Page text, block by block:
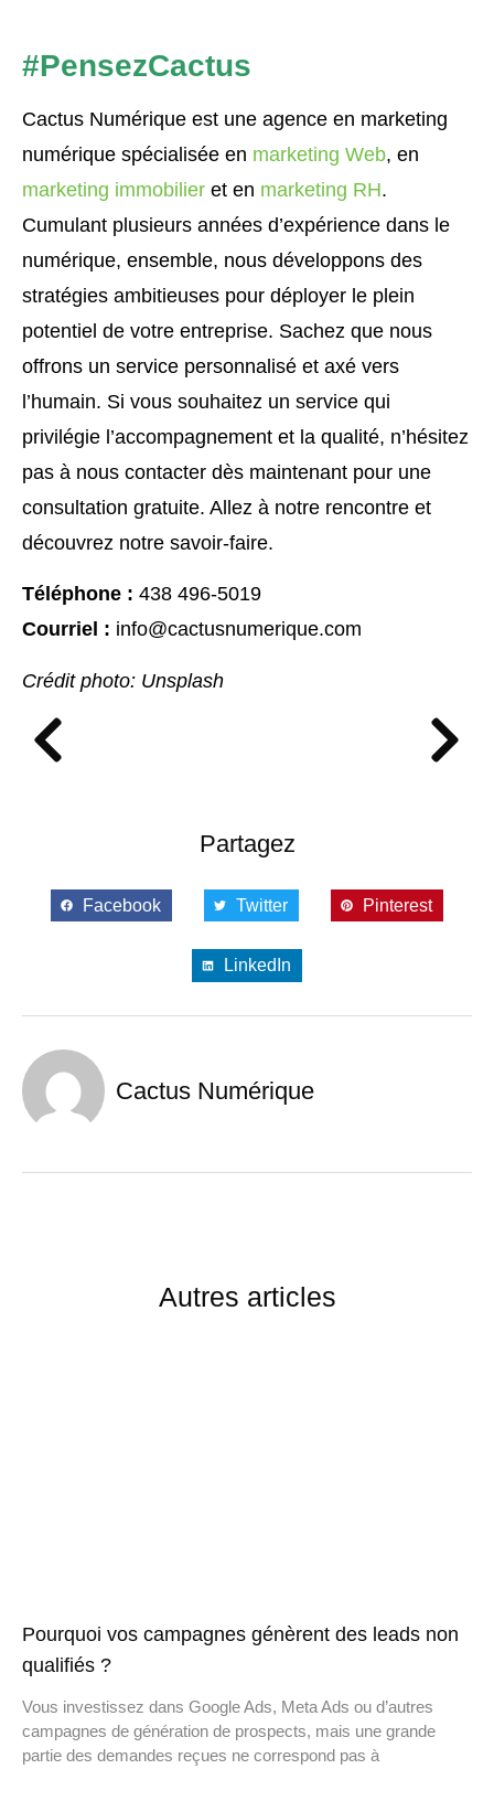
#PensezCactus
Cactus Numérique est une agence en marketing
numérique spécialisée en marketing Web, en
marketing immobilier et en marketing RH.
Cumulant plusieurs années d’expérience dans le
numérique, ensemble, nous développons des
stratégies ambitieuses pour déployer le plein
potentiel de votre entreprise. Sachez que nous
offrons un service personnalisé et axé vers
l’humain. Si vous souhaitez un service qui
privilégie l’accompagnement et la qualité, n’hésitez
pas à nous contacter dès maintenant pour une
consultation gratuite. Allez à notre rencontre et
découvrez notre savoir-faire.
Téléphone : 438 496-5019
Courriel : info@cactusnumerique.com
Crédit photo: Unsplash
Partagez
Facebook Twitter Pinterest
LinkedIn
Cactus Numérique
Autres articles
Pourquoi vos campagnes génèrent des leads non
qualifiés ?
Vous investissez dans Google Ads, Meta Ads ou d’autres
campagnes de génération de prospects, mais une grande
partie des demandes reçues ne correspond pas à